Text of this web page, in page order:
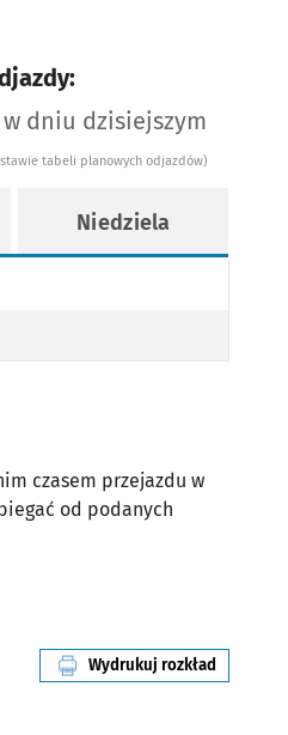
dniu dzisiejszym
tabeli planowych odjazdów)
Niedziela
czasem przejazdu w
od podanych
Wydrukuj rozkład
linii nr 113